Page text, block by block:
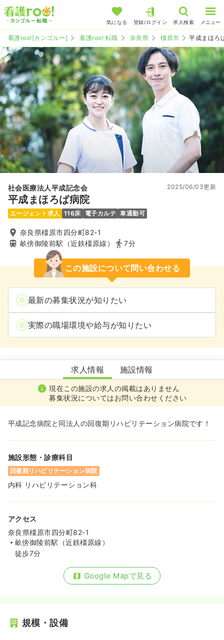
気になる 登録/ログイン 求人検索 メニュー
看護roo![カンゴルー] 看護roo! 転職 奈良県 橿原市 平成まほろ
社会医療法人平成記念会
平成まほろば病院
2025/06/03更新
エージェント求人 116床 電子カルテ 車通勤可
奈良県橿原市四分町82-1
畝傍御陵前駅（近鉄橿原線）
7分
この施設について問い合わせる
最新の募集状況が知りたい
実際の職場環境や給与が知りたい
平成まほろば病院
求人情報 施設情報
現在この施設の求人の掲載はありません
募集状況についてはお問い合わせください
平成記念病院と同法人の回復期リハビリテーション病院です！
施設形態・診療科目
回復期リハビリテーション病院
内科 リハビリテーション科
アクセス
奈良県橿原市四分町82-1
畝傍御陵前駅（近鉄橿原線）
徒歩7分
Google Mapで見る
規模・設備